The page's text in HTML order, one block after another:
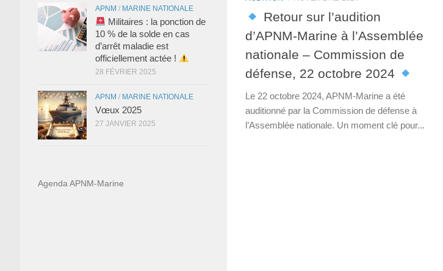
Retour sur l’audition
d’APNM-Marine à l’Assemblée
nationale – Commission de
défense, 22 octobre 2024
Le 22 octobre 2024, APNM-Marine a été
auditionné par la Commission de défense à
l’Assemblée nationale. Un moment clé pour...
APNM / MARINE NATIONALE
Militaires : la ponction de
10 % de la solde en cas
d’arrêt maladie est
officiellement actée !
28 FÉVRIER 2025
APNM / MARINE NATIONALE
Vœux 2025
27 JANVIER 2025
Agenda APNM-Marine